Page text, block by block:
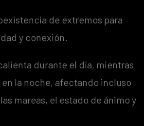
de extremos para
y conexión.
durante el día, mientras
la noche, afectando incluso
mareas, el estado de ánimo y